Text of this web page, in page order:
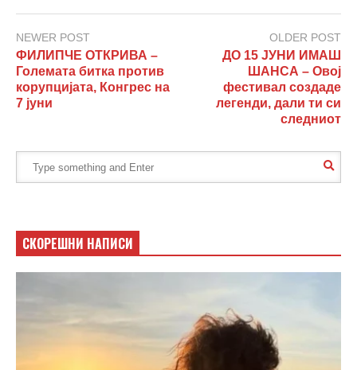
NEWER POST
ФИЛИПЧЕ ОТКРИВА –
Големата битка против
корупцијата, Конгрес на
7 јуни
OLDER POST
ДО 15 ЈУНИ ИМАШ
ШАНСА – Овој
фестивал создаде
легенди, дали ти си
следниот
СКОРЕШНИ НАПИСИ